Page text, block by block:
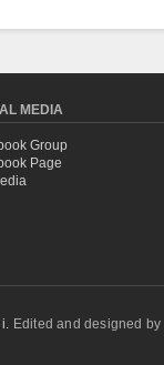
MEDIA
Group
Page
i. Edited and designed by